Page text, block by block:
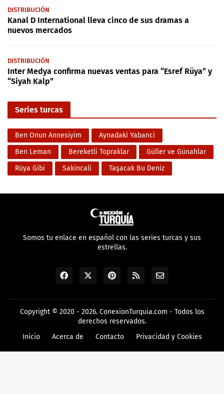
DISTRIBUCIÓN
Kanal D International lleva cinco de sus dramas a
nuevos mercados
DISTRIBUCIÓN
Inter Medya confirma nuevas ventas para “Esref Rüya” y
“Siyah Kalp”
Series turcas
Ben Onun Annesiyim
Aynadaki Yabanci
Ben Leman
Bereketli Topraklar
Güller ve Günahlar
Rüya Gibi
Sakincali Taşacak Bu Deniz
Somos tu enlace en español con las series turcas y sus
estrellas.
Copyright © 2020 - 2026. ConexionTurquia.com - Todos los
derechos reservados.
Inicio
Acerca de Contacto Privacidad y Cookies